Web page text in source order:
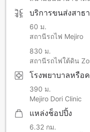
บริการขนส่งสาธ
60 ม.
สถานีรถไฟ Mejiro
830 ม.
สถานีรถไฟใต้ดิน
โรงพยาบาลหรือ
390 ม.
Mejiro Dori Clinic
แหล่งช็อปปิ้ง
6.32 กม.